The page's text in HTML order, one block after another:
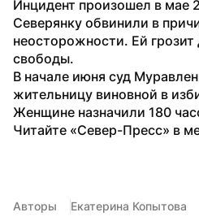
Инцидент произошел в мае
Северянку обвинили в
неосторожности. Ей
свободы.
В начале июня суд
жительницу виновной в
Женщине назначили 180
Читайте «Север-Пресс» в
Авторы Екатерина Копытова